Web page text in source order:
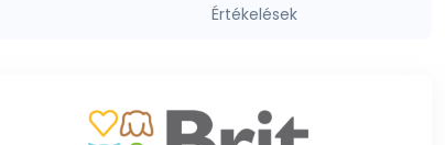
Értékelések